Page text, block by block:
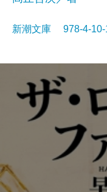
新潮文庫 978-4-